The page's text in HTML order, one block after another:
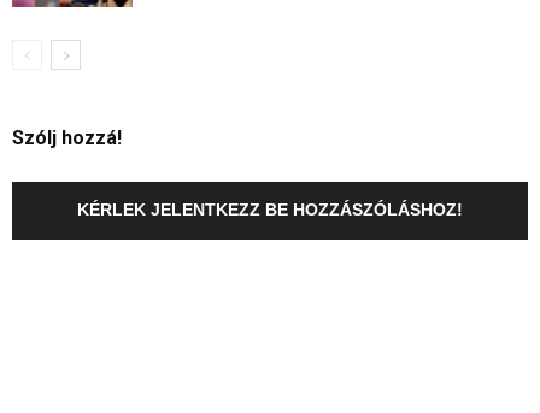
Szólj hozzá!
KÉRLEK JELENTKEZZ BE HOZZÁSZÓLÁSHOZ!